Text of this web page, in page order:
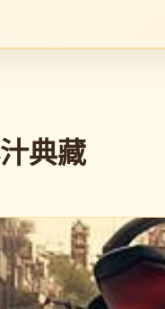
典藏